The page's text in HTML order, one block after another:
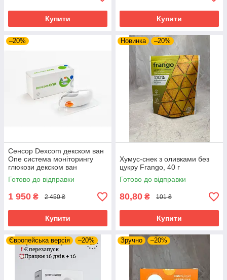
Купити Купити
–20%
Сенсор Dexcom декском ван
One система моніторингу
глюкози декском ван
Готово до відправки
1 950 ₴ 2 450 ₴
Купити
Новинка –20%
Хумус-снек з оливками без
цукру Frango, 40 г
Готово до відправки
80,80 ₴ 101 ₴
Купити
Європейська версія –20% Зручно –20%